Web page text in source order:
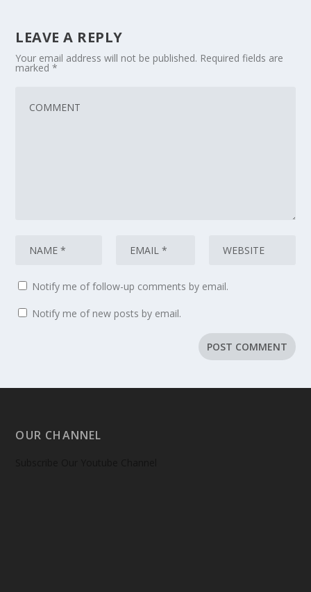
LEAVE A REPLY
Your email address will not be published. Required fields are
marked*
Notify me of follow-up comments by email.
Notify me of new posts by email.
OUR CHANNEL